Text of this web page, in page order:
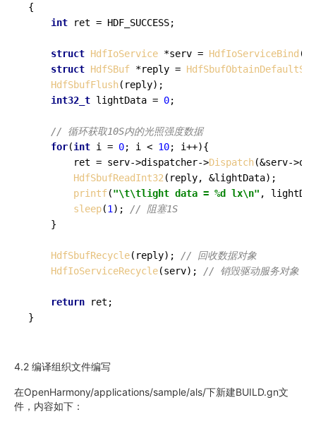
{
int ret = HDF_SUCCESS;
struct HdfIoService *serv = HdfIoServiceBind
struct HdfSBuf *reply =
HdfSbufFlush(reply);
int32_t lightData = 0;
// 循环获取10S内的光照强度数据
for(int i = 0; i < 10; i++){
        ret = serv->dispatcher->
Dispatch(&serv-
HdfSbufReadInt32 (reply, &lightData);
printf("\t\tlight data = %d lx\n" ,
sleep(1 ); // 阻塞1S
    }
HdfSbufRecycle(reply); // 回收数据对象
HdfIoServiceRecycle(serv); // 销毁驱动服务对象
return ret;
}
4.2 编译组织文件编写
在OpenHarmony/applications/sample/als/下新建BUILD.gn文
件，内容如下：